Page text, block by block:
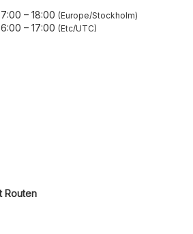
– 18:00 Europe/Stockholm
– 17:00 Etc/UTC
Routen